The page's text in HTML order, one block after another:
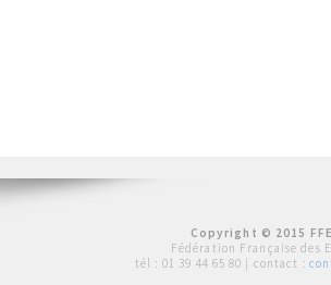
Copyright © 2015
Fédération Française des
tél : 01 39 44 65 80 | contact :